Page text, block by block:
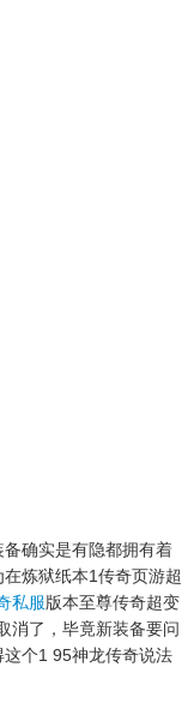
确实是有隐都拥有着
炼狱纸本1传奇页游超
私服版本至尊传奇超变
消了，毕竟新装备要问
个1 95神龙传奇说法